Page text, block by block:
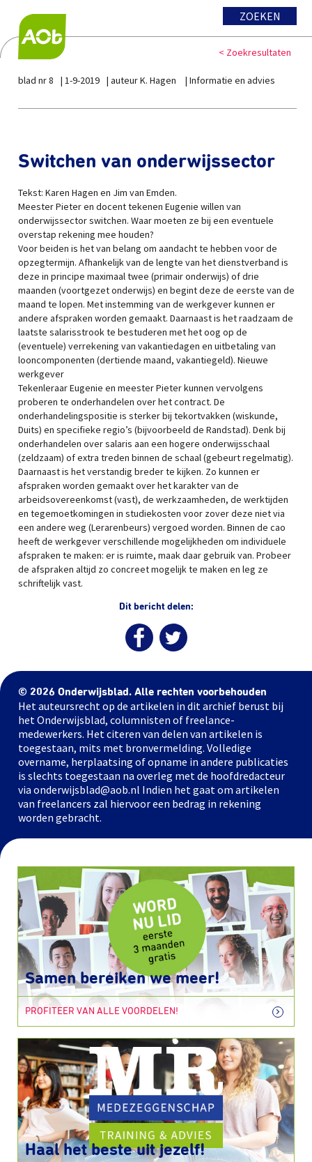
ZOEKEN
< Zoekresultaten
blad nr 8 1-9-2019 auteur K. Hagen Informatie en advies
Switchen van onderwijssector
Tekst: Karen Hagen en Jim van Emden.
Meester Pieter en docent tekenen Eugenie willen van
onderwijssector switchen. Waar moeten ze bij een eventuele
overstap rekening mee houden?
Voor beiden is het van belang om aandacht te hebben voor de
opzegtermijn. Afhankelijk van de lengte van het dienstverband is
deze in principe maximaal twee (primair onderwijs) of drie
maanden (voortgezet onderwijs) en begint deze de eerste van de
maand te lopen. Met instemming van de werkgever kunnen er
andere afspraken worden gemaakt. Daarnaast is het raadzaam de
laatste salarisstrook te bestuderen met het oog op de
(eventuele) verrekening van vakantiedagen en uitbetaling van
looncomponenten (dertiende maand, vakantiegeld). Nieuwe
werkgever
Tekenleraar Eugenie en meester Pieter kunnen vervolgens
proberen te onderhandelen over het contract. De
onderhandelingspositie is sterker bij tekortvakken (wiskunde,
Duits) en specifieke regio’s (bijvoorbeeld de Randstad). Denk bij
onderhandelen over salaris aan een hogere onderwijsschaal
(zeldzaam) of extra treden binnen de schaal (gebeurt regelmatig).
Daarnaast is het verstandig breder te kijken. Zo kunnen er
afspraken worden gemaakt over het karakter van de
arbeidsovereenkomst (vast), de werkzaamheden, de werktijden
en tegemoetkomingen in studiekosten voor zover deze niet via
een andere weg (Lerarenbeurs) vergoed worden. Binnen de cao
heeft de werkgever verschillende mogelijkheden om individuele
afspraken te maken: er is ruimte, maak daar gebruik van. Probeer
de afspraken altijd zo concreet mogelijk te maken en leg ze
schriftelijk vast.
Dit bericht delen:
© 2026 Onderwijsblad. Alle rechten voorbehouden
Het auteursrecht op de artikelen in dit archief berust bij
het Onderwijsblad, columnisten of freelance-
medewerkers. Het citeren van delen van artikelen is
toegestaan, mits met bronvermelding. Volledige
overname, herplaatsing of opname in andere publicaties
is slechts toegestaan na overleg met de hoofdredacteur
via onderwijsblad@aob.nl Indien het gaat om artikelen
van freelancers zal hiervoor een bedrag in rekening
worden gebracht.
Samen bereiken we meer!
PROFITEER VAN ALLE VOORDELEN!
Haal het beste uit jezelf!